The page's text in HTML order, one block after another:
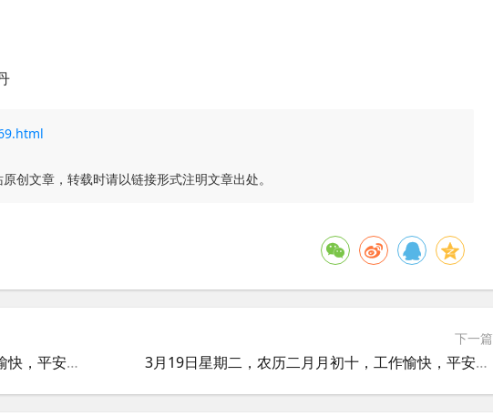
创文章，转载时请以链接形式注明文章出处。
3月20日星期三，农历二月月十一，工作愉快，平安喜乐
下一篇
3月19日星期二，农历二月月初十，工作愉快，平安喜乐